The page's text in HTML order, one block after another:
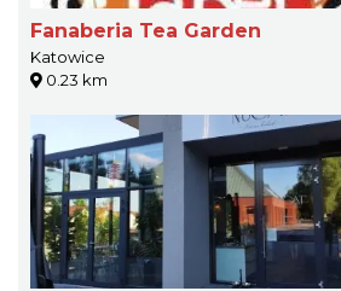
Fanaberia Tea Garden
Katowice
0.23 km